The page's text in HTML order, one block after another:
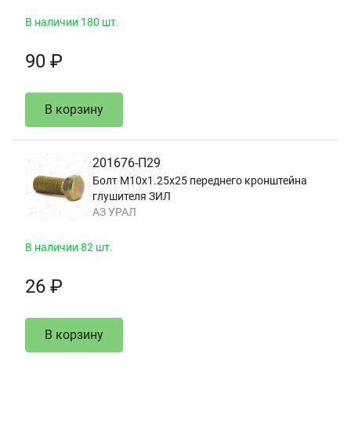
В наличии 180 шт.
90 ₽
В корзину
201676-П29
Болт М10х1.25х25 переднего кронштейна
глушителя ЗИЛ
АЗ УРАЛ
В наличии 82 шт.
26 ₽
В корзину